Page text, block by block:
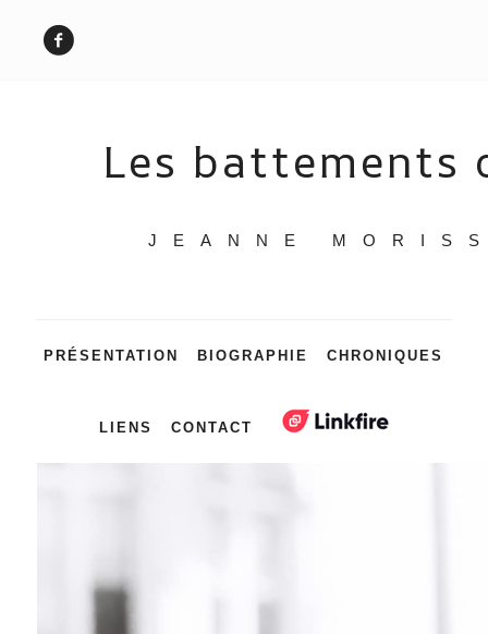
Les battements
JEANNE
PRÉSENTATION BIOGRAPHIE CHRONIQUES
LIENS CONTACT